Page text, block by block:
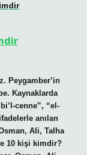
Peygamber’in
Kaynaklarda
cenne”, “el-
anılan
Ali, Talha
10 kişi kimdir?